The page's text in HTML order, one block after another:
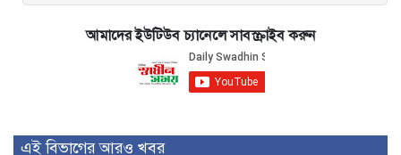
আমাদের ইউটিউব চ্যানেলে সাবস্ক্রাইব করুন
এই বিভাগের আরও খবর